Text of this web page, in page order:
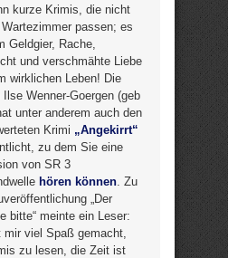
kurze Krimis, die nicht
passen; es
Geldgier, Rache,
und verschmähte Liebe
wirklichen Leben! Die
Ilse Wenner-Goergen (geb
unter anderem auch den
Krimi „Angekirrt“
zu dem Sie eine
von SR 3
hören können. Zu
„Der
bitte“ meinte ein Leser:
mir viel Spaß gemacht,
zu lesen, die Zeit ist